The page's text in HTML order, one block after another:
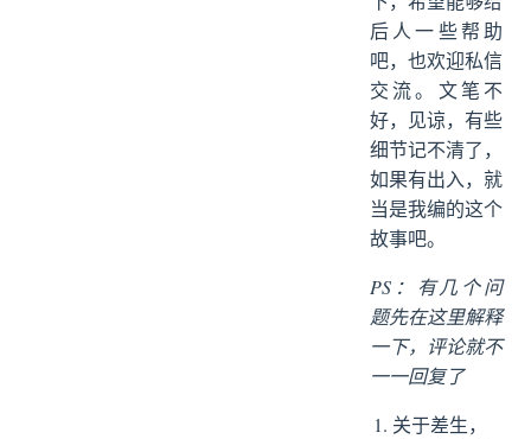
后人一些帮助
吧，也欢迎私信
交流。文笔不
好，见谅，有些
细节记不清了，
如果有出入，就
当是我编的这个
故事吧。
PS：有几个问
题先在这里解释
一下，评论就不
一一回复了
关于差生，